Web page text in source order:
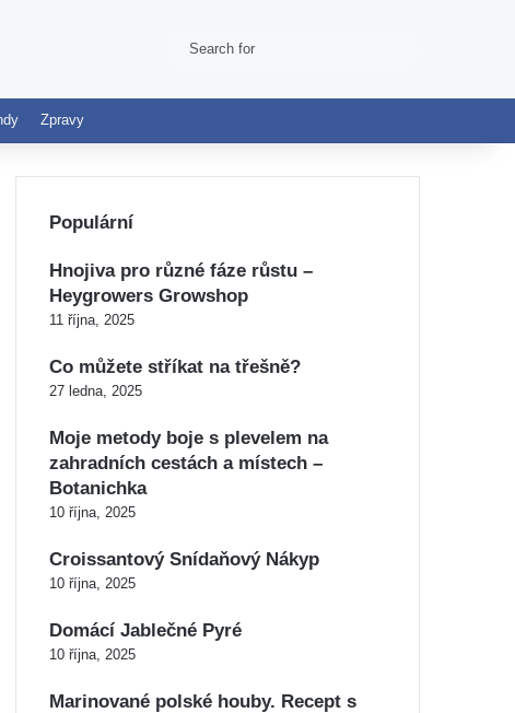
Switch skin
Zpravy
Populární
Hnojiva pro různé fáze růstu –
Heygrowers Growshop
11 října, 2025
Co můžete stříkat na třešně?
27 ledna, 2025
Moje metody boje s plevelem na
zahradních cestách a místech –
Botanichka
10 října, 2025
Croissantový Snídaňový Nákyp
10 října, 2025
Domácí Jablečné Pyré
10 října, 2025
Marinované polské houby. Recept s